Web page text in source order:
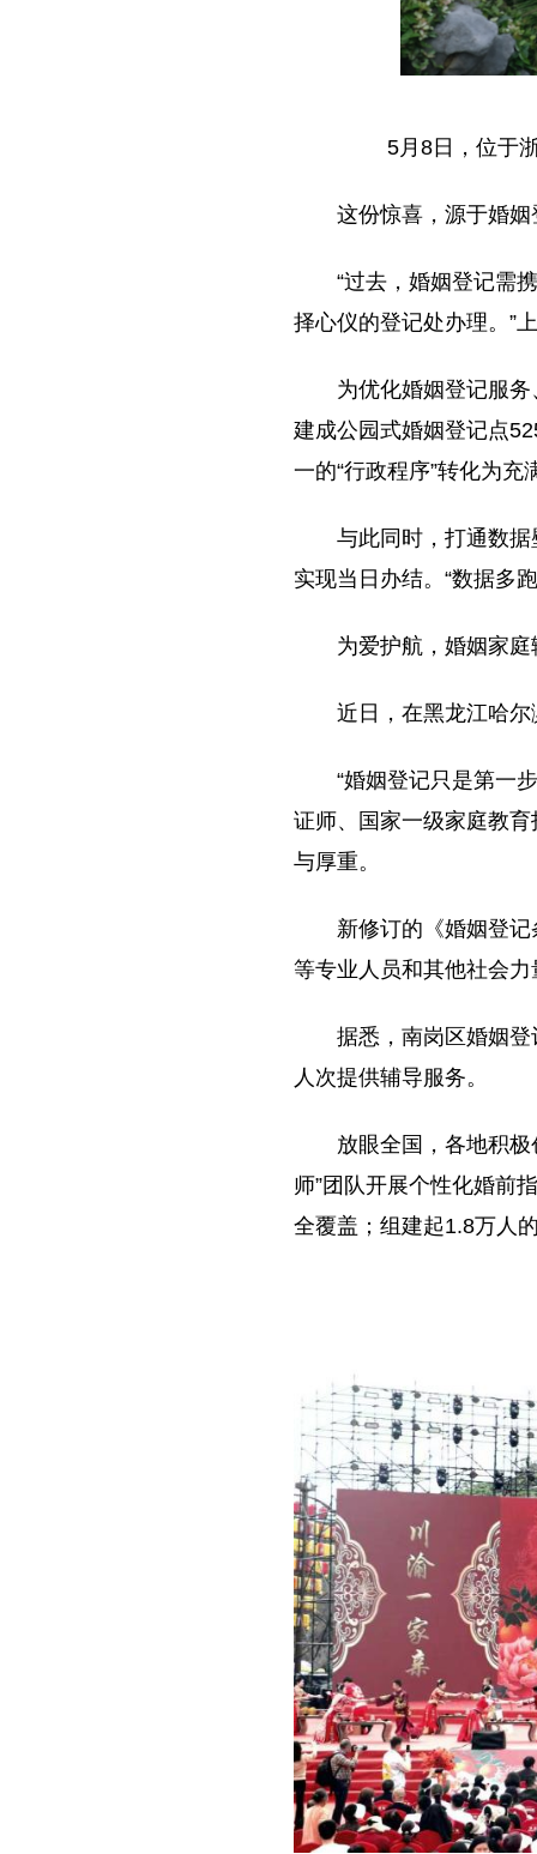
5月8日，位于
这份惊喜，源于婚姻
“过去，婚姻登记需
择心仪的登记处办理。”
为优化婚姻登记服
建成公园式婚姻登记点
一的“行政程序”转化为充
与此同时，打通数
实现当日办结。“数据多
为爱护航，婚姻家
近日，在黑龙江哈
“婚姻登记只是第一
证师、国家一级家庭教
与厚重。
新修订的《婚姻登
等专业人员和其他社会
据悉，南岗区婚姻
人次提供辅导服务。
放眼全国，各地积
师”团队开展个性化婚前
全覆盖；组建起1.8万人